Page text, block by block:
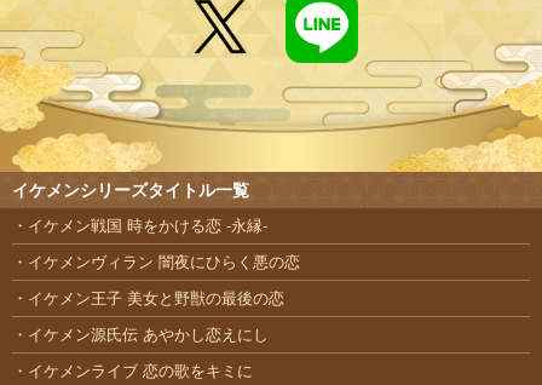
イケメンシリーズタイトル一覧
イケメン戦国 時をかける恋 -永縁-
イケメンヴィラン 闇夜にひらく悪の恋
イケメン王子 美女と野獣の最後の恋
イケメン源氏伝 あやかし恋えにし
イケメンライブ 恋の歌をキミに